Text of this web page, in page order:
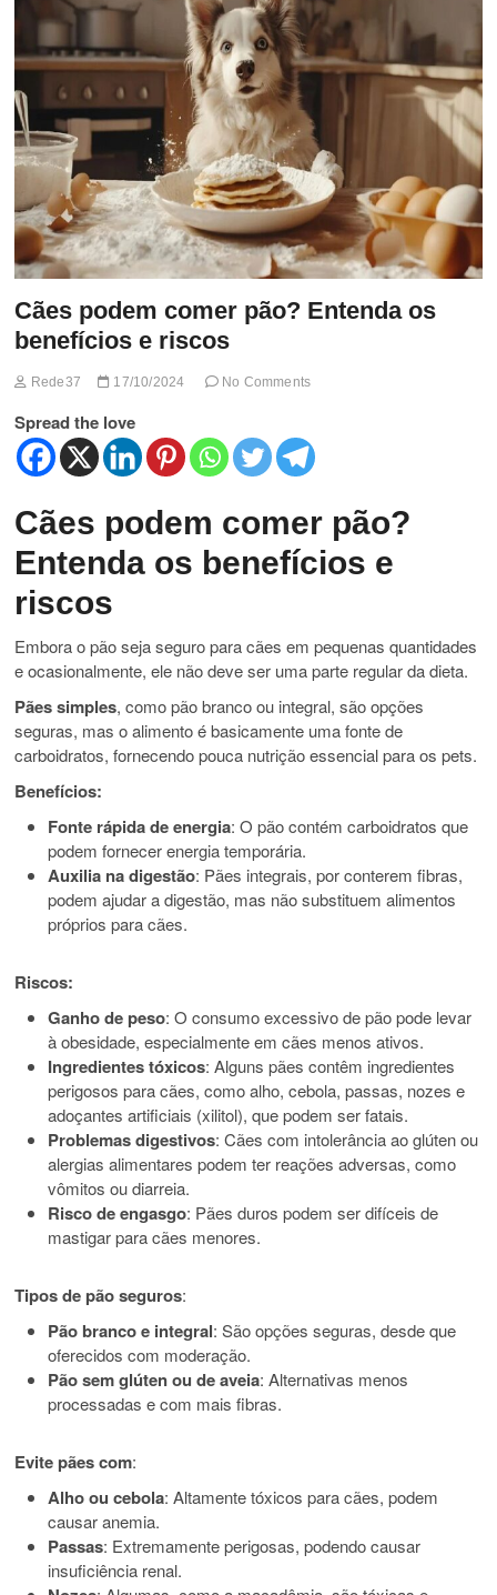
o
n
Cães podem comer pão? Entenda os
benefícios e riscos
Rede37 17/10/2024 No Comments
Spread the love
Cães podem comer pão?
Entenda os benefícios e
riscos
Embora o pão seja seguro para cães em pequenas quantidades
e ocasionalmente, ele não deve ser uma parte regular da dieta.
Pães simples, como pão branco ou integral, são opções
seguras, mas o alimento é basicamente uma fonte de
carboidratos, fornecendo pouca nutrição essencial para os pets.
Benefícios:
Fonte rápida de energia: O pão contém carboidratos que
podem fornecer energia temporária.
Auxilia na digestão: Pães integrais, por conterem fibras,
podem ajudar a digestão, mas não substituem alimentos
próprios para cães.
Riscos:
Ganho de peso: O consumo excessivo de pão pode levar
à obesidade, especialmente em cães menos ativos.
Ingredientes tóxicos: Alguns pães contêm ingredientes
perigosos para cães, como alho, cebola, passas, nozes e
adoçantes artificiais (xilitol), que podem ser fatais.
Problemas digestivos: Cães com intolerância ao glúten ou
alergias alimentares podem ter reações adversas, como
vômitos ou diarreia.
Risco de engasgo: Pães duros podem ser difíceis de
mastigar para cães menores.
Tipos de pão seguros:
Pão branco e integral: São opções seguras, desde que
oferecidos com moderação.
Pão sem glúten ou de aveia: Alternativas menos
processadas e com mais fibras.
Evite pães com:
Alho ou cebola: Altamente tóxicos para cães, podem
causar anemia.
Passas: Extremamente perigosas, podendo causar
insuficiência renal.